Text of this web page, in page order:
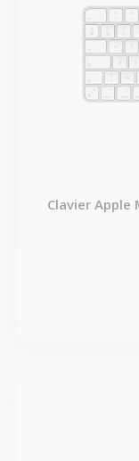
Clavier Apple